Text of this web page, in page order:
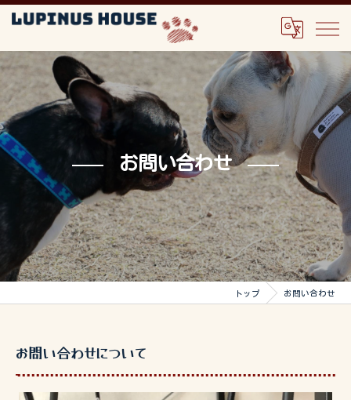
お問い合わせ
トップ お問い合わせ
お問い合わせについて